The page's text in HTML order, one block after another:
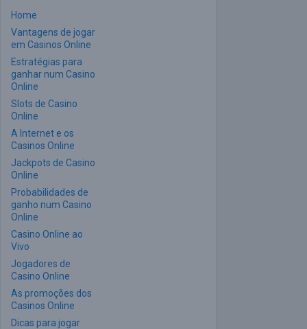
Home
Vantagens de jogar
em Casinos Online
Estratégias para
ganhar num Casino
Online
Slots de Casino
Online
A Internet e os
Casinos Online
Jackpots de Casino
Online
Probabilidades de
ganho num Casino
Online
Casino Online ao
Vivo
Jogadores de
Casino Online
As promoções dos
Casinos Online
Dicas para jogar